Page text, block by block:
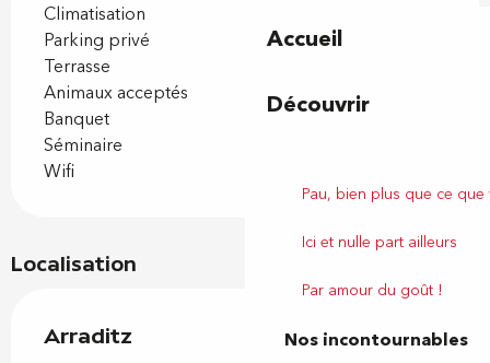
Accueil
Découvrir
Pau, bien plus que ce
Ici et nulle part ailleurs
Par amour du goût !
Nos incontournables
Climatisation
Parking privé
Terrasse
Animaux acceptés
Banquet
Séminaire
Wifi
Localisation
Arraditz